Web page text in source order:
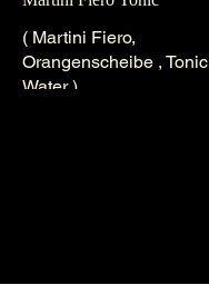
( Martini Fiero,
Orangenscheibe , Tonic
Water )